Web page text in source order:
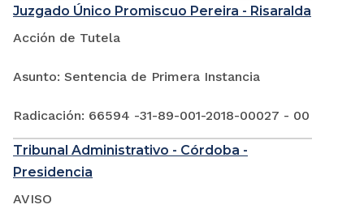
Juzgado Único Promiscuo Pereira - Risaralda
Acción de Tutela
Asunto: Sentencia de Primera Instancia
Radicación: 66594 -31-89-001-2018-00027 - 00
Tribunal Administrativo - Córdoba -
Presidencia
AVISO